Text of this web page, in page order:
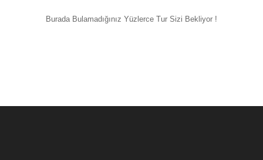
Burada Bulamadığınız Yüzlerce Tur Sizi Bekliyor !